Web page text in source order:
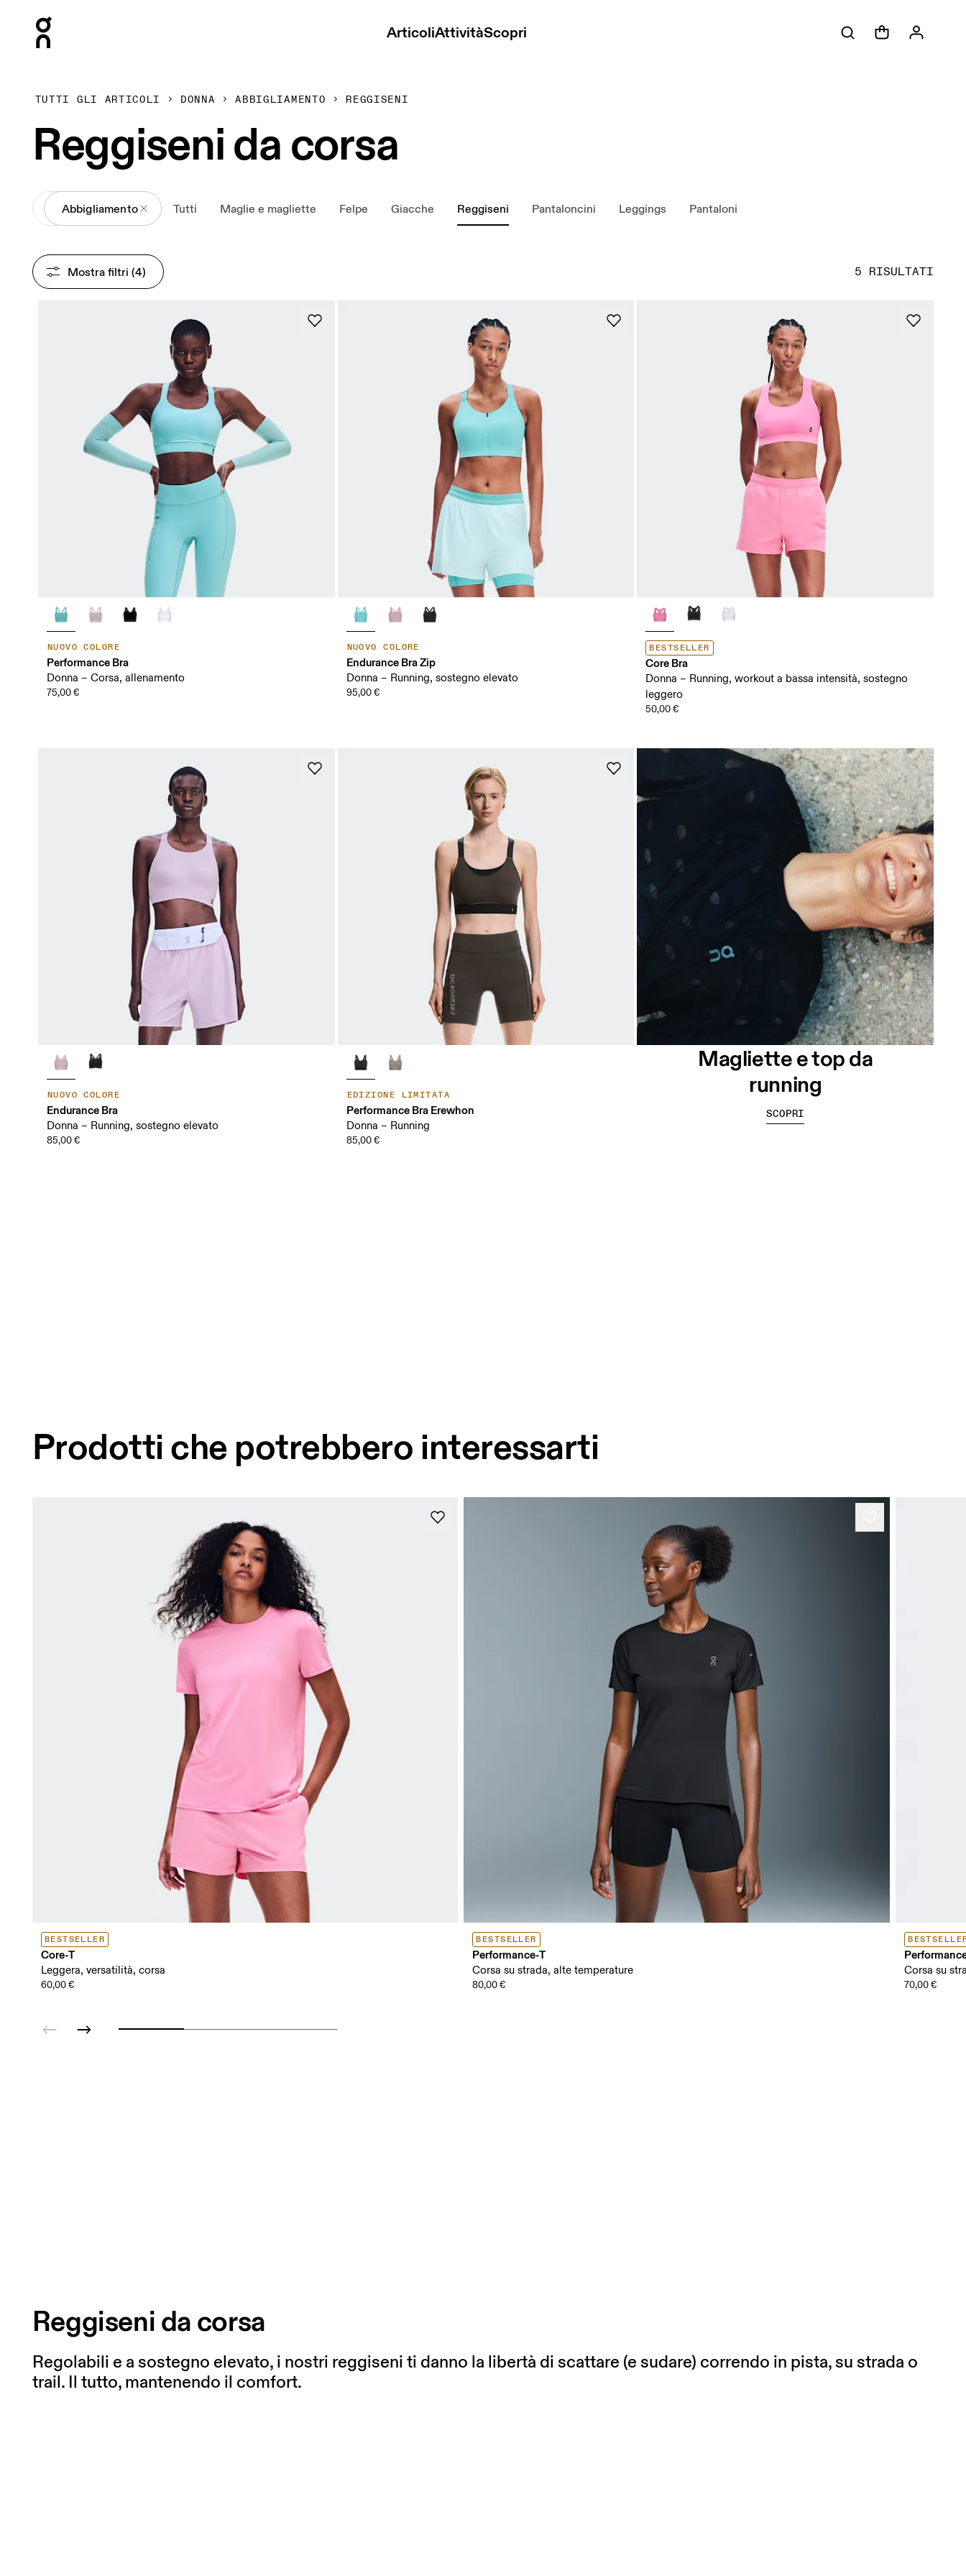
ArticoliAttivitàScopri
TUTTI GLI ARTICOLI DONNA ABBIGLIAMENTO REGGISENI
Reggiseni da corsa
AllAbbigliamento Tutti Maglie e magliette Felpe Giacche Reggiseni Pantaloncini Leggings Pantaloni
5 RISULTATI
Mostra filtri (4)
NUOVO COLORE
Performance Bra
Donna – Corsa, allenamento
75,00 €
NUOVO COLORE
Endurance Bra Zip
Donna – Running, sostegno elevato
95,00 €
BESTSELLER
Core Bra
Donna – Running, workout a bassa intensità, sostegno
leggero
50,00 €
NUOVO COLORE
Endurance Bra
Donna – Running, sostegno elevato
85,00 €
EDIZIONE LIMITATA
Performance Bra Erewhon
Donna – Running
85,00 €
Magliette e top da
running
SCOPRI
Prodotti che potrebbero interessarti
BESTSELLER
Core-T
Leggera, versatilità, corsa
60,00 €
BESTSELLER
Performance-T
Corsa su strada, alte temperature
80,00 €
Corsa su
70,00 €
Reggiseni da corsa
Regolabili e a sostegno elevato, i nostri reggiseni ti danno la libertà di scattare (e sudare) correndo in pista, su strada o
trail. Il tutto, mantenendo il comfort.